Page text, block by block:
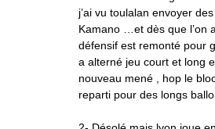
j’ai vu toulalan envoyer
Kamano …et dès que l’on
défensif est remonté pour
a alterné jeu court et long
nouveau mené , hop le
reparti pour des longs